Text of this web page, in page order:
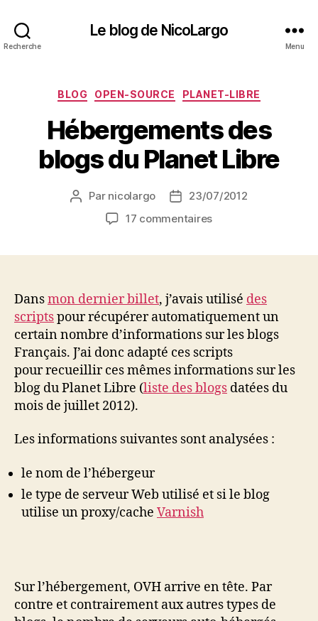
Recherche
Le blog de NicoLargo
Menu
Catégories
BLOG OPEN-SOURCE PLANET-LIBRE
Hébergements des
blogs du Planet Libre
Auteur
l’article
Par nicolargo
Date23/07/2012
17 commentairessur
Planet
Libre
Dansmon dernier billet, j’avais utilisé des
scriptspour récupérer automatiquement un
certain nombre d’informations sur les blogs
Français. J’ai donc adapté ces scripts
pour recueillir ces mêmes informations sur les
blog du Planet Libre (liste des blogs datées du
mois de juillet 2012).
Les informations suivantes sont analysées :
le nom de l’hébergeur
le type de serveur Web utilisé et si le blog
utilise un proxy/cache Varnish
Sur l’hébergement, OVH arrive en tête. Par
contre et contrairement aux autres types de